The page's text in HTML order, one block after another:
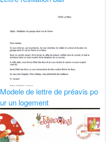
Modele de lettre de préavis po
ur un logement